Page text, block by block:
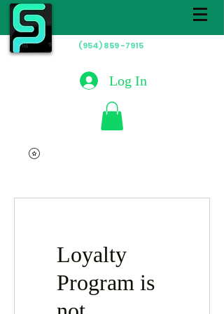
(954) 859 -7915
Log In
Loyalty
Program is